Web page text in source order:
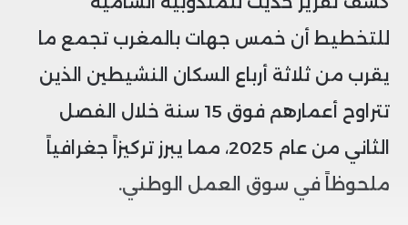
للتخطيط أن خمس جهات بالمغرب تجمع ما
يقرب من ثلاثة أرباع السكان النشيطين الذين
تتراوح أعمارهم فوق 15 سنة خلال الفصل
الثاني من عام 2025، مما يبرز تركيزاً جغرافياً
ملحوظاً في سوق العمل الوطني.